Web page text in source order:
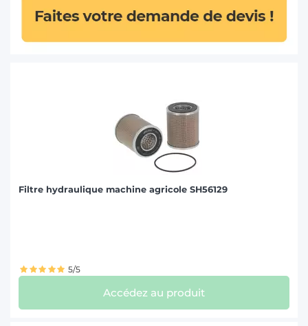
VALMET-VALTRA (12)
Filtre hydraulique machine agricole SH56129
5/5
Accédez au produit